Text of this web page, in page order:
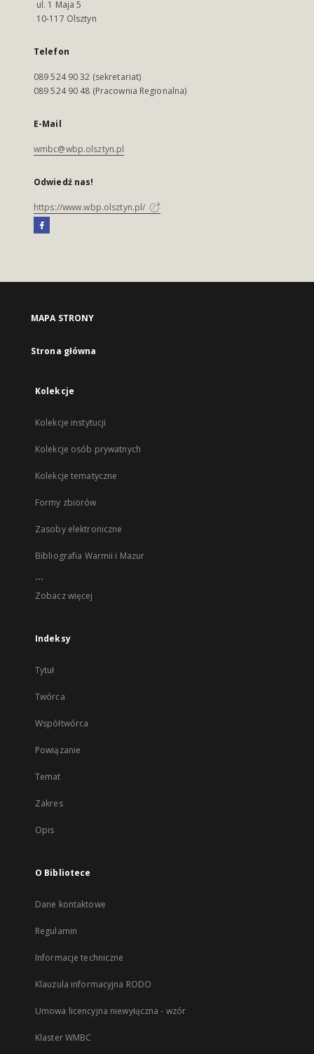
ul. 1 Maja 5
10-117 Olsztyn
Telefon
089 524 90 32 (sekretariat)
089 524 90 48 (Pracownia Regionalna)
E-Mail
wmbc@wbp.olsztyn.pl
Odwiedź nas!
https://www.wbp.olsztyn.pl/
MAPA STRONY
Strona główna
Kolekcje
Kolekcje instytucji
Kolekcje osób prywatnych
Kolekcje tematyczne
Formy zbiorów
Zasoby elektroniczne
Bibliografia Warmii i Mazur
...
Zobacz więcej
Indeksy
Tytuł
Twórca
Współtwórca
Powiązanie
Temat
Zakres
Opis
O Bibliotece
Dane kontaktowe
Regulamin
Informacje techniczne
Klauzula informacyjna RODO
Umowa licencyjna niewyłączna - wzór
Klaster WMBC